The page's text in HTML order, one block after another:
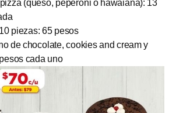
(queso, peperoni o hawaiana): 13
piezas: 65 pesos
de chocolate, cookies and cream y
cada uno